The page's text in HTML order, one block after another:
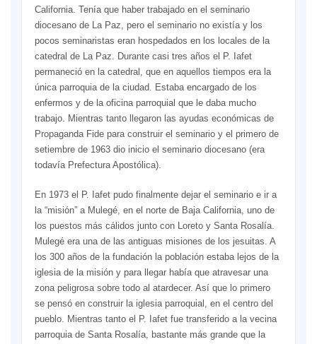
California. Tenía que haber trabajado en el seminario
diocesano de La Paz, pero el seminario no existía y los
pocos seminaristas eran hospedados en los locales de la
catedral de La Paz. Durante casi tres años el P. Iafet
permaneció en la catedral, que en aquellos tiempos era la
única parroquia de la ciudad. Estaba encargado de los
enfermos y de la oficina parroquial que le daba mucho
trabajo. Mientras tanto llegaron las ayudas económicas de
Propaganda Fide para construir el seminario y el primero de
setiembre de 1963 dio inicio el seminario diocesano (era
todavía Prefectura Apostólica).
En 1973 el P. Iafet pudo finalmente dejar el seminario e ir a
la “misión” a Mulegé, en el norte de Baja California, uno de
los puestos más cálidos junto con Loreto y Santa Rosalía.
Mulegé era una de las antiguas misiones de los jesuitas. A
los 300 años de la fundación la población estaba lejos de la
iglesia de la misión y para llegar había que atravesar una
zona peligrosa sobre todo al atardecer. Así que lo primero
se pensó en construir la iglesia parroquial, en el centro del
pueblo. Mientras tanto el P. Iafet fue transferido a la vecina
parroquia de Santa Rosalía, bastante más grande que la